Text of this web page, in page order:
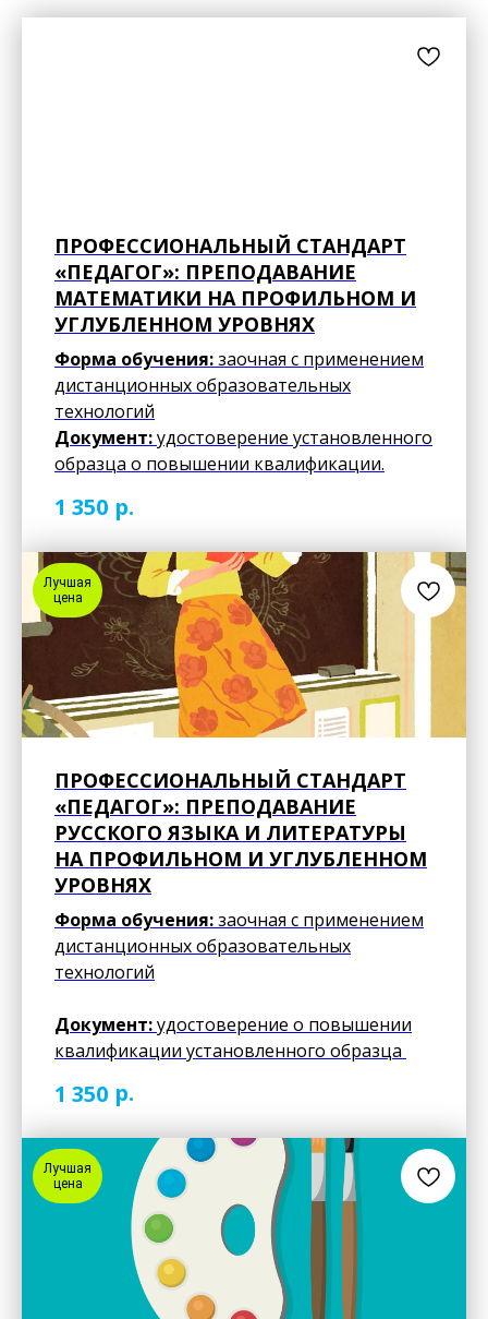
ПРОФЕССИОНАЛЬНЫЙ СТАНДАРТ
«ПЕДАГОГ»: ПРЕПОДАВАНИЕ
МАТЕМАТИКИ НА ПРОФИЛЬНОМ И
УГЛУБЛЕННОМ УРОВНЯХ
Форма обучения:заочная с применением
дистанционных образовательных
технологий
Документ:удостоверение установленного
образца о повышении квалификации.
1 350 р.
Лучшая
цена
ПРОФЕССИОНАЛЬНЫЙ СТАНДАРТ
«ПЕДАГОГ»: ПРЕПОДАВАНИЕ
РУССКОГО ЯЗЫКА И ЛИТЕРАТУРЫ
НА ПРОФИЛЬНОМ И УГЛУБЛЕННОМ
УРОВНЯХ
Форма обучения:заочная с применением
дистанционных образовательных
технологий
Документ:удостоверение о повышении
квалификации установленного образца
1 350 р.
Лучшая
цена